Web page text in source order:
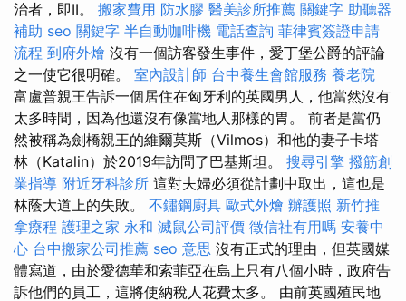
治者，即II。 搬家費用 防水膠 醫美診所推薦 關鍵字 助聽器
補助 seo 關鍵字 半自動咖啡機 電話查詢 菲律賓簽證申請
流程 到府外燴 沒有一個訪客發生事件，愛丁堡公爵的評論
之一使它很明確。 室內設計師 台中養生會館服務 養老院
富盧普親王告訴一個居住在匈牙利的英國男人，他當然沒有
太多時間，因為他還沒有像當地人那樣的胃。 前者是當仍
然被稱為劍橋親王的維爾莫斯（Vilmos）和他的妻子卡塔
林（Katalin）於2019年訪問了巴基斯坦。 搜尋引擎 撥筋創
業指導 附近牙科診所 這對夫婦必須從計劃中取出，這也是
林蔭大道上的失敗。 不鏽鋼廚具 歐式外燴 辦護照 新竹推
拿療程 護理之家 永和 滅鼠公司評價 徵信社有用嗎 安養中
心 台中搬家公司推薦 seo 意思 沒有正式的理由，但英國媒
體寫道，由於愛德華和索菲亞在島上只有八個小時，政府告
訴他們的員工，這將使納稅人花費太多。 由前英國殖民地